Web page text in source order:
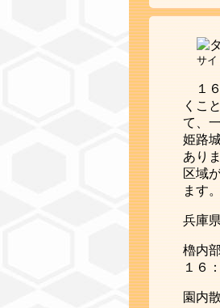
サイ
１
くこ
て、
姫路
あり
区域
ます。
兵庫
櫓内
１６
園内